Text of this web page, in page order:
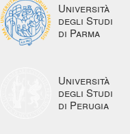
Università
degli Studi
di Parma
Università
degli Studi
di Perugia